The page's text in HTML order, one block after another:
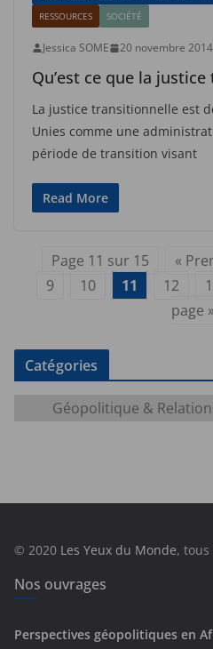
RESSOURCES
SOCIÉTÉ
Jessica SOME 20 novembre 2014
Qu’est ce que la
La justice transitionnelle est
Unies comme une
période de transition visant
Read More
Page 11 sur 15 «
9
10 11 12
page »
Catégories
e
s
© 2020 Les Yeux du Monde,
Nos ouvrages
Perspectives géopolitiques en